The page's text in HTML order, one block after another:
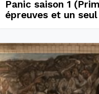
Panic saison 1
épreuves et un